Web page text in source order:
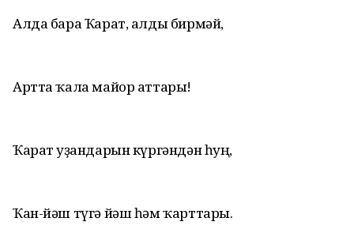
Алда бара Ҡарат, алды бирмәй,
Артта ҡала майор аттары!
Ҡарат уҙғандарын күргәндән һуң,
Ҡан-йәш түгә йәш һәм ҡарттары.